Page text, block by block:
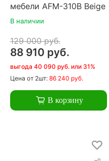
мебели AFM-310B Beige
В наличии
129 000 руб.
88 910 руб.
выгода 40 090 руб. или 31%
Цена от 2шт: 86 240 руб.
В корзину